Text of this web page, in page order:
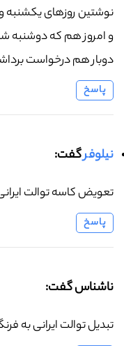
نوشتین روزهای یکشنبه
و امروز هم که دوشنبه
دوبار هم درخواست
پاسخ
نیلوفرگفت:
تعویض کاسه توالت
پاسخ
ناشناس گفت:
تبدیل توالت ایرانی به